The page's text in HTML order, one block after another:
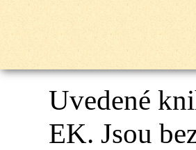
Uvedené
EK. Jsou